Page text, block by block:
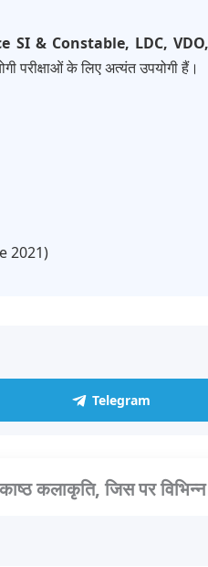
SI & Constable, LDC,
परीक्षाओं के लिए अत्यंत उपयोगी हैं।
2021)
Telegram
कलाकृति, जिस पर